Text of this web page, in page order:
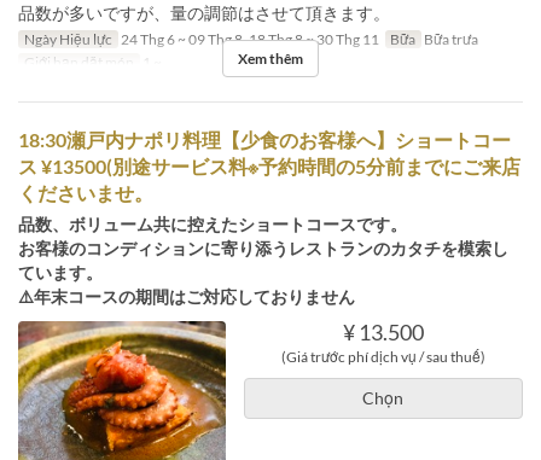
品数が多いですが、量の調節はさせて頂きます。
Ngày Hiệu lực 24 Thg 6 ~ 09 Thg 8, 18 Thg 8 ~ 30 Thg 11 Bữa Bữa trưa
Giới hạn dặt món
1 ~ Xem thêm
18:30瀬戸内ナポリ料理【少食のお客様へ】ショートコー
ス ¥13500(別途サービス料※予約時間の5分前までにご来店
くださいませ。
品数、ボリューム共に控えたショートコースです。
お客様のコンディションに寄り添うレストランのカタチを模索し
ています。
⚠️年末コースの期間はご対応しておりません
¥ 13.500
(Giá trước phí dịch vụ / sau thuế)
Chọn